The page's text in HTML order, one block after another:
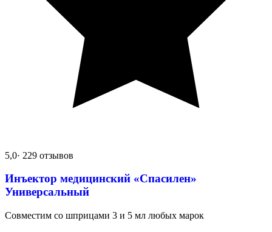
5,0· 229 отзывов
Инъектор медицинский «Спасилен»
Универсальный
Совместим со шприцами 3 и 5 мл любых марок